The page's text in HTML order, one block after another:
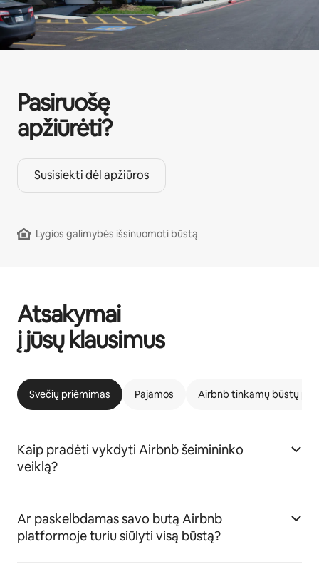
Pasiruošę
apžiūrėti?
Susisiekti dėl apžiūros
Lygios galimybės išsinuomoti būstą
Atsakymai
į jūsų klausimus
Svečių priėmimas Pajamos Airbnb tinkamų būstų
Kaip pradėti vykdyti Airbnb šeimininko
veiklą?
Ar paskelbdamas savo butą Airbnb
platformoje turiu siūlyti visą būstą?